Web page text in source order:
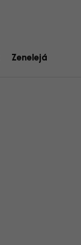
Zenelejátszók